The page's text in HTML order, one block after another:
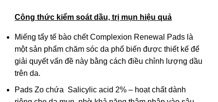
Công thức kiểm soát dầu, trị mụn hiệu quả
Miếng tẩy tế bào chết Complexion Renewal Pads là
một sản phẩm chăm sóc da phổ biến được thiết kế để
giải quyết vấn đề này bằng cách điều chỉnh lượng dầu
trên da.
Pads Zo chứa Salicylic acid 2% – hoạt chất dành